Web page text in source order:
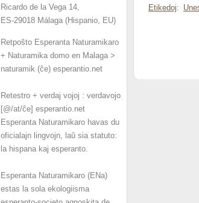
Ricardo de la Vega 14,
ES-29018 Málaga (Hispanio, EU)
Retpoŝto Esperanta Naturamikaro
+ Naturamika domo en Malaga >
naturamik (ĉe) esperantio.net
Retestro + verdaj vojoj : verdavojo
[@/at/ĉe] esperantio.net
Esperanta Naturamikaro havas du
oficialajn lingvojn, laŭ sia statuto:
la hispana kaj esperanto.
Esperanta Naturamikaro (ENa)
estas la sola ekologiisma
Etikedoj: